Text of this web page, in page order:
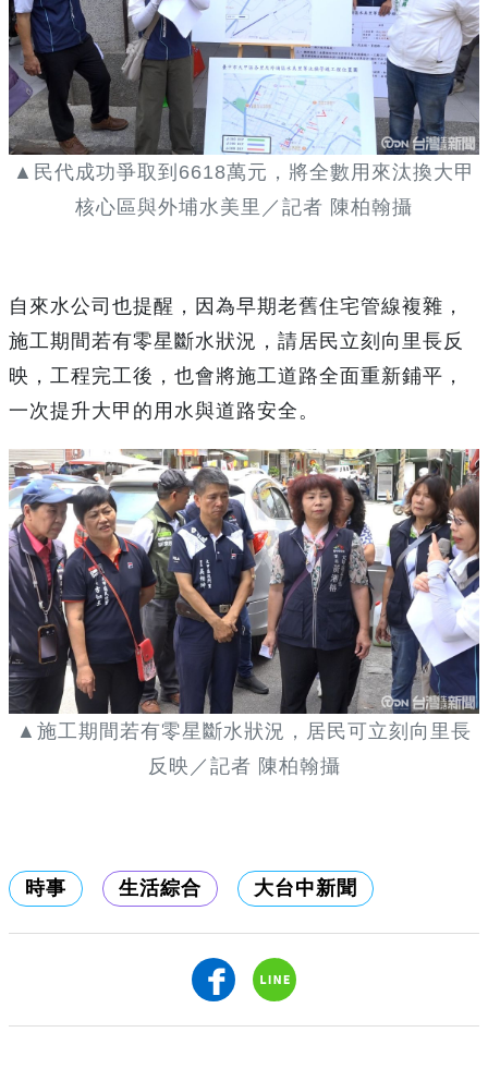
▲民代成功爭取到6618萬元，將全數用來汰換大甲
核心區與外埔水美里／記者 陳柏翰攝
自來水公司也提醒，因為早期老舊住宅管線複雜，
施工期間若有零星斷水狀況，請居民立刻向里長反
映，工程完工後，也會將施工道路全面重新鋪平，
一次提升大甲的用水與道路安全。
▲施工期間若有零星斷水狀況，居民可立刻向里長
反映／記者 陳柏翰攝
時事 生活綜合 大台中新聞